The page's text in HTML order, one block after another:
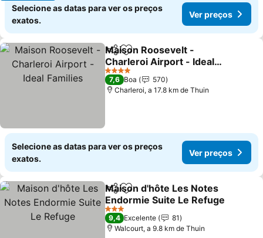
Selecione as datas para ver os preços
exatos.
Ver preços
PartilharAdicionar aos favoritos
Maison Roosevelt -
Charleroi Airport - Ideal
Families
4 Estrelas
7,6 Boa
570
Charleroi, a 17.8 km de Thuin
Selecione as datas para ver os preços
exatos.
Ver preços
PartilharAdicionar aos favoritos
Maison d'hôte Les Notes
Endormie Suite Le Refuge
3 Estrelas
9,4 Excelente
81
Walcourt, a 9.8 km de Thuin